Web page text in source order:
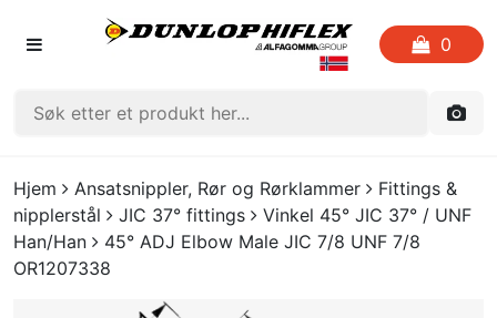
0
FORSIDEN
LISTE OVER FAVORITTER
Hjem Ansatsnippler, Rør og Rørklammer
Fittings &
nipplerstål
JIC 37° fittings
Vinkel 45° JIC 37° / UNF
Han/Han
45° ADJ Elbow Male JIC 7/8 UNF 7/8
OR1207338